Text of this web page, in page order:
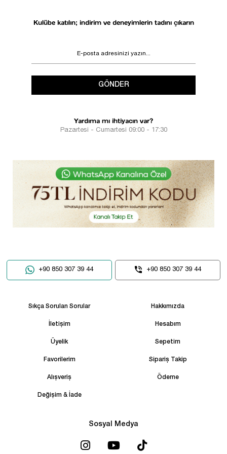
Kulübe katılın; indirim ve deneyimlerin tadını çıkarın
GÖNDER
Yardıma mı ihtiyacın var?
Pazartesi - Cumartesi 09:00 - 17:30
+90 850 307 39 44 +90 850 307 39 44
Sıkça Sorulan Sorular Hakkımızda
İletişim Hesabım
Üyelik Sepetim
Favorilerim Sipariş Takip
Alışveriş Ödeme
Değişim & İade
Sosyal Medya